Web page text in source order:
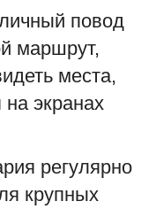
повод
маршрут,
места,
на экранах
регулярно
крупных